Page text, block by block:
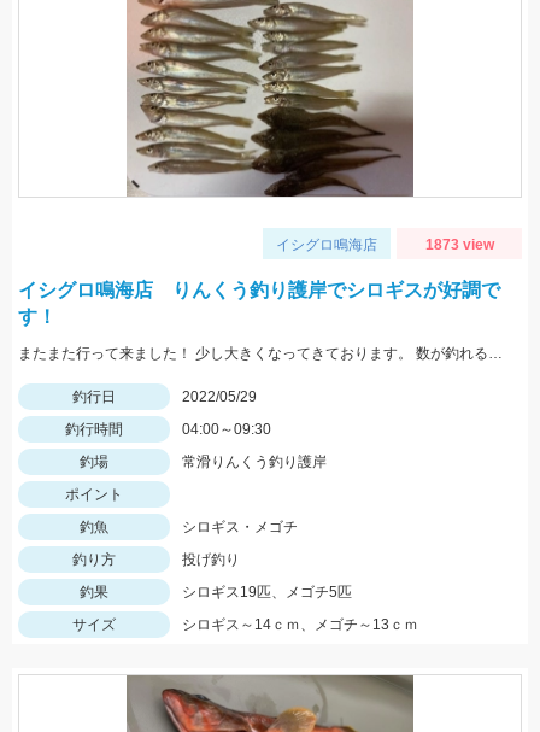
イシグロ鳴海店 1873 view
イシグロ鳴海店 りんくう釣り護岸でシロギスが好調で
す！
またまた行って来ました！ 少し大きくなってきております。 数が釣れるので楽しいですよ！
釣行日
2022/05/29
釣行時間
04:00～09:30
釣場
常滑りんくう釣り護岸
ポイント
釣魚
シロギス・メゴチ
釣り方
投げ釣り
釣果
シロギス19匹、メゴチ5匹
サイズ
シロギス～14ｃｍ、メゴチ～13ｃｍ